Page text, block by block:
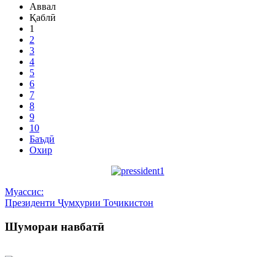
Аввал
Қаблӣ
1
2
3
4
5
6
7
8
9
10
Баъдӣ
Охир
Муассис:
Президенти Ҷумҳурии Тоҷикистон
Шумораи навбатӣ